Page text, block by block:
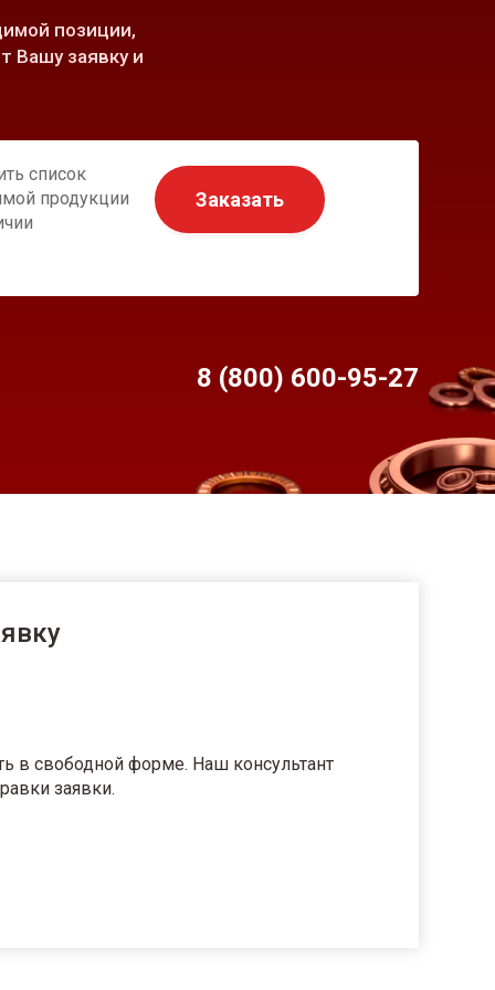
позиции,
Вашу заявку и
список
продукции
Заказать
8 (800) 600-95-27
в свободной форме. Наш консультант
заявки.